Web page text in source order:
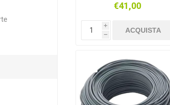
100MT
€41,00
i
h
ACQUISTA